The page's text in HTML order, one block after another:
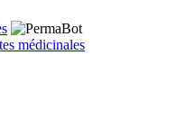
médicinales